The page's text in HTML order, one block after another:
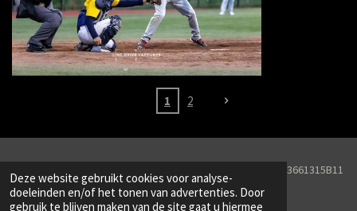
Deze website gebruikt cookies voor analyse-
doeleinden en/of het tonen van advertenties. Door
gebruik te blijven maken van de site gaat u hiermee
1 2
© 2026 Line Drive Captures KVK Nr. 82251657BTW Nr. NL003661315B11
Powered by JouwWeb